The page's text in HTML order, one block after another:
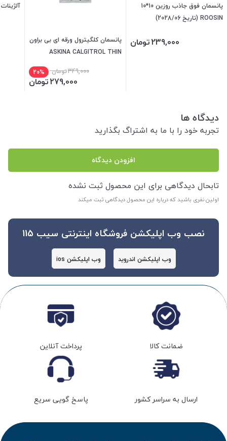
پانسمان فوق جاذب روزین 10*10
ROOSIN (تاریخ 2028/06)
239,000تومان
پانسمان کلگیترول ورقه ای بی براون
ASKINA CALGITROL THIN
349,000تومان 20%
279,000تومان
دیدگاه ها
تجربه خود را با ما به اشتراگ بگذارید
افزودن دیدگاه
تابحال دیدگاهی برای این محصول ثبت نشده
اولین نفری باشید که درباره این محصول دیدگاهی ثبت میکند
نصب وب اپلیکشن فروشگاه اینترنتی سیب 115
وب اپلیکشن اندروید وب اپلیکشن ios
ضمانت کالا پرداخت آنلاین
ارسال به سراسر کشور پاسخ گویی سریع